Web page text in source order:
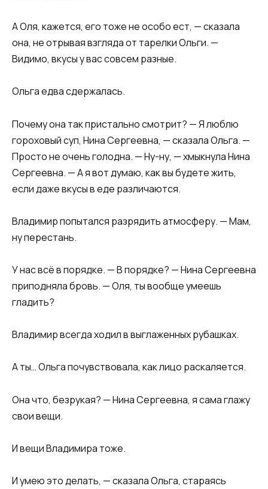
А Оля, кажется, его тоже не особо ест, — сказала
она, не отрывая взгляда от тарелки Ольги. —
Видимо, вкусы у вас совсем разные.
Ольга едва сдержалась.
Почему она так пристально смотрит? — Я люблю
гороховый суп, Нина Сергеевна, — сказала Ольга. —
Просто не очень голодна. — Ну-ну, — хмыкнула Нина
Сергеевна. — А я вот думаю, как вы будете жить,
если даже вкусы в еде различаются.
Владимир попытался разрядить атмосферу. — Мам,
ну перестань.
У нас всё в порядке. — В порядке? — Нина Сергеевна
приподняла бровь. — Оля, ты вообще умеешь
гладить?
Владимир всегда ходил в выглаженных рубашках.
А ты… Ольга почувствовала, как лицо раскаляется.
Она что, безрукая? — Нина Сергеевна, я сама глажу
свои вещи.
И вещи Владимира тоже.
И умею это делать, — сказала Ольга, стараясь